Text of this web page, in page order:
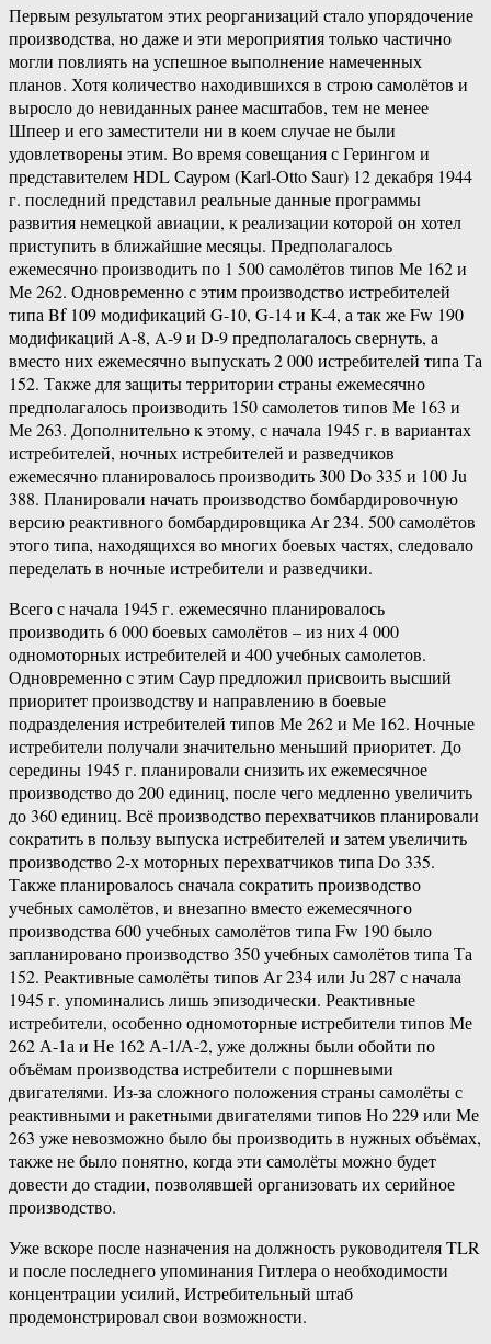
Первым результатом этих реорганизаций стало упорядочение
производства, но даже и эти мероприятия только частично
могли повлиять на успешное выполнение намеченных
планов. Хотя количество находившихся в строю самолётов и
выросло до невиданных ранее масштабов, тем не менее
Шпеер и его заместители ни в коем случае не были
удовлетворены этим. Во время совещания с Герингом и
представителем HDL Сауром (Karl-Otto Saur) 12 декабря 1944
г. последний представил реальные данные программы
развития немецкой авиации, к реализации которой он хотел
приступить в ближайшие месяцы. Предполагалось
ежемесячно производить по 1 500 самолётов типов Ме 162 и
Ме 262. Одновременно с этим производство истребителей
типа Bf 109 модификаций G-10, G-14 и K-4, а так же Fw 190
модификаций A-8, A-9 и D-9 предполагалось свернуть, а
вместо них ежемесячно выпускать 2 000 истребителей типа Та
152. Также для защиты территории страны ежемесячно
предполагалось производить 150 самолетов типов Ме 163 и
Ме 263. Дополнительно к этому, с начала 1945 г. в вариантах
истребителей, ночных истребителей и разведчиков
ежемесячно планировалось производить 300 Do 335 и 100 Ju
388. Планировали начать производство бомбардировочную
версию реактивного бомбардировщика Ar 234. 500 самолётов
этого типа, находящихся во многих боевых частях, следовало
переделать в ночные истребители и разведчики.
Всего с начала 1945 г. ежемесячно планировалось
производить 6 000 боевых самолётов – из них 4 000
одномоторных истребителей и 400 учебных самолетов.
Одновременно с этим Саур предложил присвоить высший
приоритет производству и направлению в боевые
подразделения истребителей типов Ме 262 и Ме 162. Ночные
истребители получали значительно меньший приоритет. До
середины 1945 г. планировали снизить их ежемесячное
производство до 200 единиц, после чего медленно увеличить
до 360 единиц. Всё производство перехватчиков планировали
сократить в пользу выпуска истребителей и затем увеличить
производство 2-х моторных перехватчиков типа Do 335.
Также планировалось сначала сократить производство
учебных самолётов, и внезапно вместо ежемесячного
производства 600 учебных самолётов типа Fw 190 было
запланировано производство 350 учебных самолётов типа Та
152. Реактивные самолёты типов Ar 234 или Ju 287 с начала
1945 г. упоминались лишь эпизодически. Реактивные
истребители, особенно одномоторные истребители типов Ме
262 А-1а и Не 162 А-1/А-2, уже должны были обойти по
объёмам производства истребители с поршневыми
двигателями. Из-за сложного положения страны самолёты с
реактивными и ракетными двигателями типов Но 229 или Ме
263 уже невозможно было бы производить в нужных объёмах,
также не было понятно, когда эти самолёты можно будет
довести до стадии, позволявшей организовать их серийное
производство.
Уже вскоре после назначения на должность руководителя TLR
и после последнего упоминания Гитлера о необходимости
концентрации усилий, Истребительный штаб
продемонстрировал свои возможности.